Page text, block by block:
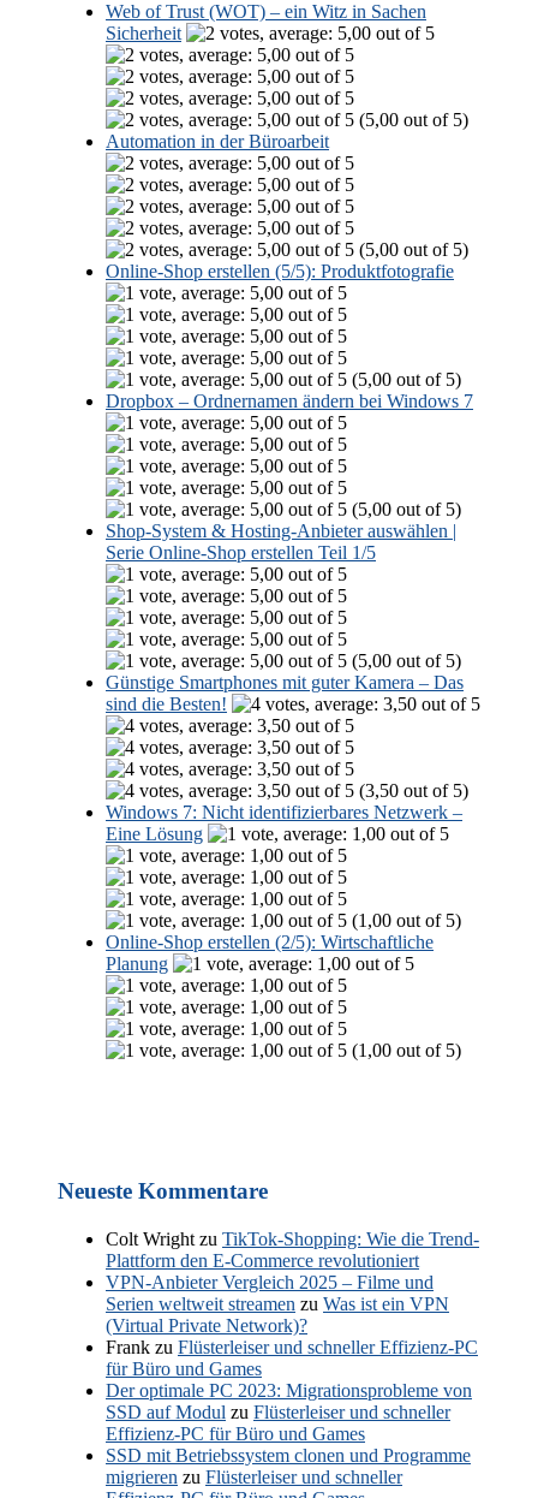
Web of Trust (WOT) – ein Witz in Sachen
Sicherheit
(5,00 out of 5)
Automation in der Büroarbeit
(5,00 out of 5)
Online-Shop erstellen (5/5): Produktfotografie
(5,00 out of 5)
Dropbox – Ordnernamen ändern bei Windows 7
(5,00 out of 5)
Shop-System & Hosting-Anbieter auswählen |
Serie Online-Shop erstellen Teil 1/5
(5,00 out of 5)
Günstige Smartphones mit guter Kamera – Das
sind die Besten!
(3,50 out of 5)
Windows 7: Nicht identifizierbares Netzwerk –
Eine Lösung
(1,00 out of 5)
Online-Shop erstellen (2/5): Wirtschaftliche
Planung
(1,00 out of 5)
Neueste Kommentare
Colt Wright zu TikTok-Shopping: Wie die Trend-
Plattform den E-Commerce revolutioniert
VPN-Anbieter Vergleich 2025 – Filme und
Serien weltweit streamen zu Was ist ein VPN
(Virtual Private Network)?
Frank zu Flüsterleiser und schneller Effizienz-PC
für Büro und Games
Der optimale PC 2023: Migrationsprobleme von
SSD auf Modul zu Flüsterleiser und schneller
Effizienz-PC für Büro und Games
SSD mit Betriebssystem clonen und Programme
migrieren zu Flüsterleiser und schneller